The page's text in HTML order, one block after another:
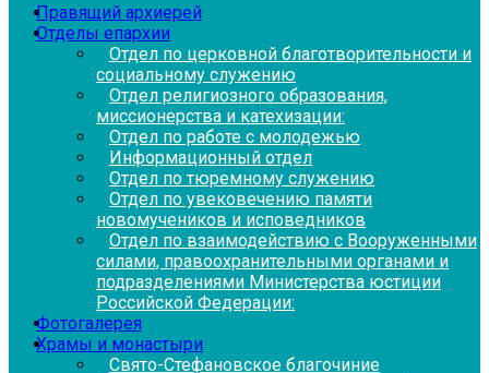
Правящий архиерей
Отделы епархии
Отдел по церковной благотворительности и
социальному служению
Отдел религиозного образования,
миссионерства и катехизации:
Отдел по работе с молодежью
Информационный отдел
Отдел по тюремному служению
Отдел по увековечению памяти
новомучеников и исповедников
Отдел по взаимодействию с Вооруженными
силами, правоохранительными органами и
подразделениями Министерства юстиции
Российской Федерации:
Фотогалерея
Храмы и монастыри
Свято-Стефановское благочиние